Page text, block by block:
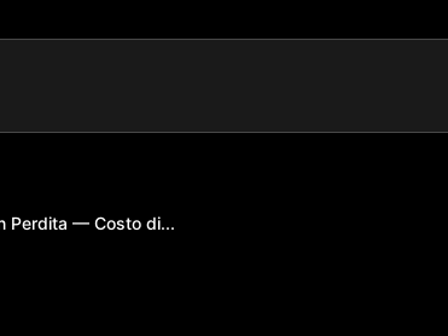
Perdita — Costo di...